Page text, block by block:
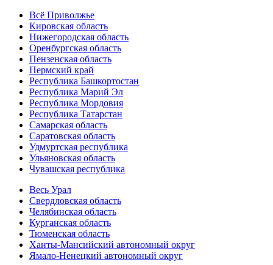
Всё Приволжье
Кировская область
Нижегородская область
Оренбургская область
Пензенская область
Пермский край
Республика Башкортостан
Республика Марий Эл
Республика Мордовия
Республика Татарстан
Самарская область
Саратовская область
Удмуртская республика
Ульяновская область
Чувашская республика
Весь Урал
Свердловская область
Челябинская область
Курганская область
Тюменская область
Ханты-Мансийский автономный округ
Ямало-Ненецкий автономный округ